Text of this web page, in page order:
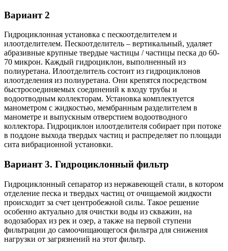
Вариант 2
Гидроциклонная установка с пескоотделителем и
илоотделителем. Пескоотделитель – вертикальный, удаляет
абразивные крупные твердые частицы / частицы песка до 60-
70 микрон. Каждый гидроциклон, выполненный из
полиуретана. Илоотделитель состоит из гидроциклонов
илоотделения из полиуретана. Они крепятся посредством
быстросоединяемых соединений к входу трубы и
водоотводным коллекторам. Установка комплектуется
манометром с жидкостью, мембранным разделителем в
манометре и выпускным отверстием водоотводного
коллектора. Гидроциклон илоотделителя собирает при потоке
в поддоне выхода твердых частиц и распределяет по площади
сита вибрационной установки.
Вариант 3. Гидроциклонный фильтр
Гидроциклонный сепаратор из нержавеющей стали, в котором
отделение песка и твердых частиц от очищаемой жидкости
происходит за счет центробежной силы. Такое решение
особенно актуально для очистки воды из скважин, на
водозаборах из рек и озер, а также на первой ступени
фильтрации до самоочищающегося фильтра для снижения
нагрузки от загрязнений на этот фильтр.